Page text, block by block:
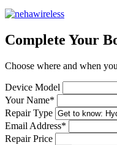
Complete Your
Choose where and when
Device Model
Your Name*
Repair Type
Email Address*
Repair Price